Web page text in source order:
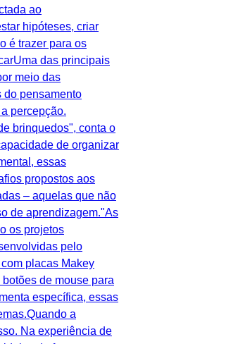
ao
hipóteses, criar
é trazer para os
das principais
meio das
do pensamento
percepção.
brinquedos", conta o
de organizar
essas
propostos aos
– aquelas que não
de aprendizagem."As
os projetos
pelo
placas Makey
de mouse para
específica, essas
a
Na experiência de